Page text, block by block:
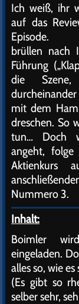
Ich weiß, ihr
auf das
Episode.
brüllen nach
Führung
die
mit dem
dreschen. So
tun… Doch
angeht,
Nummero 3.
Inhalt:
Boimler
eingeladen.
alles so, wie es
(Es gibt so
selber sehr,